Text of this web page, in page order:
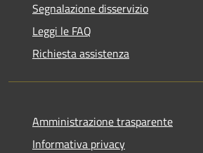
Segnalazione disservizio
Leggi le FAQ
Richiesta assistenza
Amministrazione trasparente
Informativa privacy